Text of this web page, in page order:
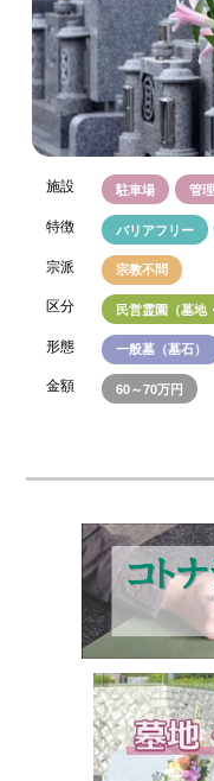
施設 駐車場 管
特徴 バリアフリー
宗派 宗教不問
区分 民営霊園（墓地
形態 一般墓（墓石）
金額 60～70万円